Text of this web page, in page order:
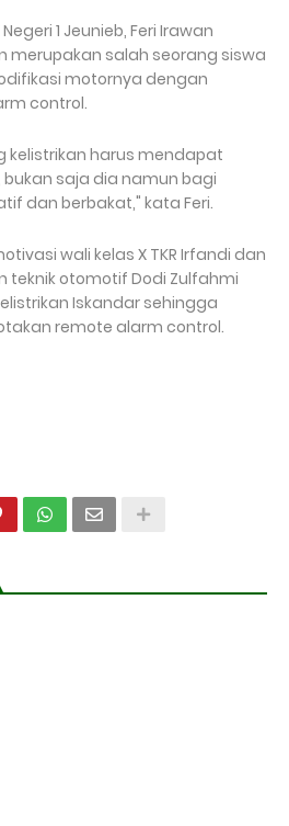
1 Jeunieb, Feri Irawan
merupakan salah seorang siswa
motornya dengan
control.
kelistrikan harus mendapat
saja dia namun bagi
dan berbakat," kata Feri.
wali kelas X TKR Irfandi dan
teknik otomotif Dodi Zulfahmi
Iskandar sehingga
remote alarm control.